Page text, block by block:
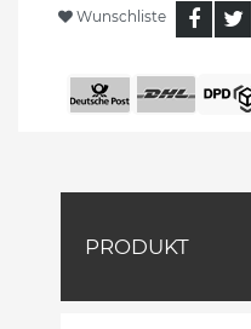
Wunschliste
PRODUKT